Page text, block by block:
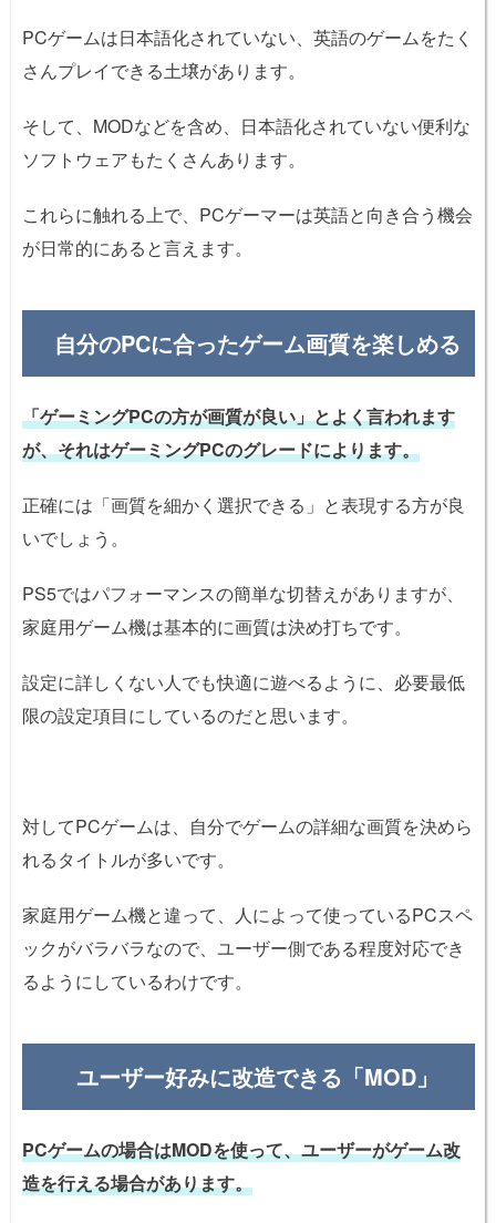
PCゲームは日本語化されていない、英語のゲームをたく
さんプレイできる土壌があります。
そして、MODなどを含め、日本語化されていない便利な
ソフトウェアもたくさんあります。
これらに触れる上で、PCゲーマーは英語と向き合う機会
が日常的にあると言えます。
自分のPCに合ったゲーム画質を楽しめる
「ゲーミングPCの方が画質が良い」とよく言われます
が、それはゲーミングPCのグレードによります。
正確には「画質を細かく選択できる」と表現する方が良
いでしょう。
PS5ではパフォーマンスの簡単な切替えがありますが、
家庭用ゲーム機は基本的に画質は決め打ちです。
設定に詳しくない人でも快適に遊べるように、必要最低
限の設定項目にしているのだと思います。
対してPCゲームは、自分でゲームの詳細な画質を決めら
れるタイトルが多いです。
家庭用ゲーム機と違って、人によって使っているPCスペ
ックがバラバラなので、ユーザー側である程度対応でき
るようにしているわけです。
ユーザー好みに改造できる「MOD」
PCゲームの場合はMODを使って、ユーザーがゲーム改
造を行える場合があります。